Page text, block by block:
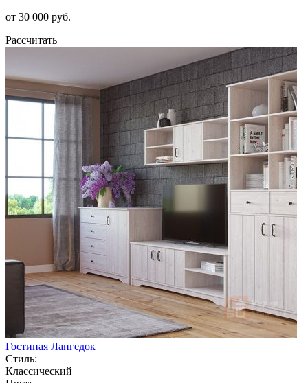
от 30 000 руб.
Рассчитать
Гостиная Лангедок
Стиль:
Классический